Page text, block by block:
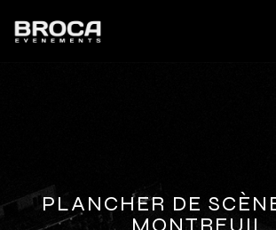
PLANCHER DE SCÈNE ULMA